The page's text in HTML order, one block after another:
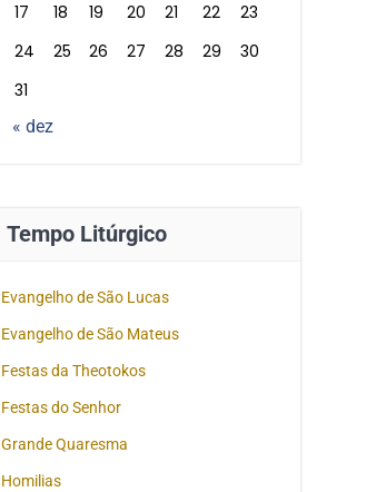
17
18 19 20 21 22
23
24
25 26 27 28 29
30
31
« dez
Tempo Litúrgico
Evangelho de São Lucas
Evangelho de São Mateus
Festas da Theotokos
Festas do Senhor
Grande Quaresma
Homilias